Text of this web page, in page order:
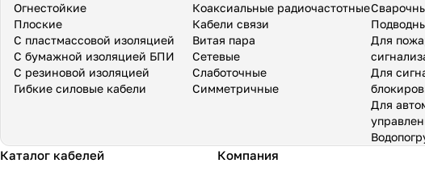
Огнестойкие
Плоские
С пластмассовой изоляцией
С бумажной изоляцией БПИ
С резиновой изоляцией
Гибкие силовые кабели
Коаксиальные радиочастотные
Кабели связи
Витая пара
Сетевые
Слаботочные
Симметричные
Для
Для
Для
Каталог кабелей Компания